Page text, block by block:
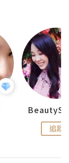
追蹤